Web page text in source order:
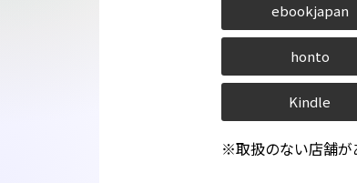
ebookjapan
honto
Kindle
※取扱のない店舗が